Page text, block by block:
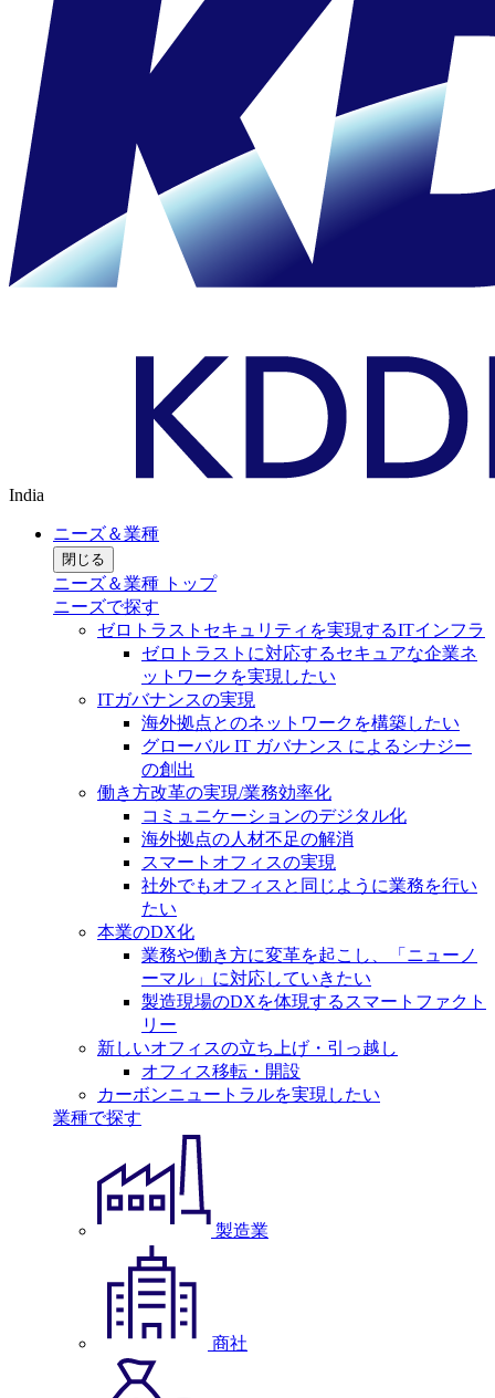
India
ニーズ＆業種
閉じる
ニーズ＆業種 トップ
ニーズで探す
ゼロトラストセキュリティを実現するITインフラ
ゼロトラストに対応するセキュアな企業ネ
ットワークを実現したい
ITガバナンスの実現
海外拠点とのネットワークを構築したい
グローバル IT ガバナンス によるシナジー
の創出
働き方改革の実現/業務効率化
コミュニケーションのデジタル化
海外拠点の人材不足の解消
スマートオフィスの実現
社外でもオフィスと同じように業務を行い
たい
本業のDX化
業務や働き方に変革を起こし、「ニューノ
ーマル」に対応していきたい
製造現場のDXを体現するスマートファクト
リー
新しいオフィスの立ち上げ・引っ越し
オフィス移転・開設
カーボンニュートラルを実現したい
業種で探す
製造業
商社